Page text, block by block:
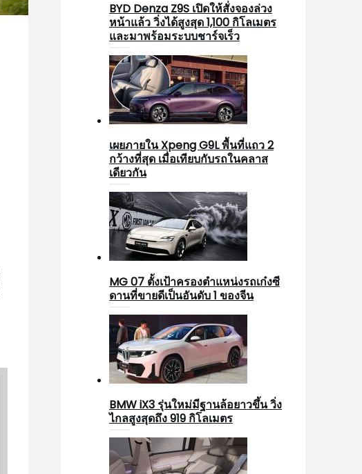
BYD Denza Z9S เปิดให้สั่งจองล่วง
หน้าแล้ว วิ่งได้สูงสุด 1,100 กิโลเมตร
และมาพร้อมระบบชาร์จเร็ว
เผยภายใน Xpeng G9L พื้นที่แถว 2
กว้างที่สุด เมื่อเทียบกับรถในคลาส
เดียวกัน
MG 07 ตั้งเป้าครองตำแหน่งรถเก๋งซี
ดานที่ขายดีเป็นอันดับ 1 ของจีน
BMW iX3 รุ่นใหม่มีฐานล้อยาวขึ้น วิ่ง
ไกลสูงสุดถึง 919 กิโลเมตร